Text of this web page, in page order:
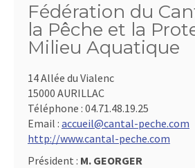
Fédération du
la Pêche et la
Milieu Aquatique
14 Allée du Vialenc
15000 AURILLAC
Téléphone : 04.71.48.19.25
Email : accueil@cantal-peche.com
http://www.cantal-peche.com
Président : M. GEORGER